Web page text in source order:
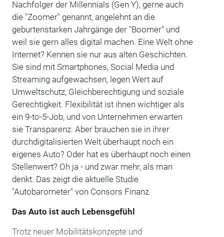
Nachfolger der Millennials (Gen Y), gerne auch
die "Zoomer" genannt, angelehnt an die
geburtenstarken Jahrgänge der "Boomer" und
weil sie gern alles digital machen. Eine Welt ohne
Internet? Kennen sie nur aus alten Geschichten.
Sie sind mit Smartphones, Social Media und
Streaming aufgewachsen, legen Wert auf
Umweltschutz, Gleichberechtigung und soziale
Gerechtigkeit. Flexibilität ist ihnen wichtiger als
ein 9-to-5-Job, und von Unternehmen erwarten
sie Transparenz. Aber brauchen sie in ihrer
durchdigitalisierten Welt überhaupt noch ein
eigenes Auto? Oder hat es überhaupt noch einen
Stellenwert? Oh ja - und zwar mehr, als man
denkt. Das zeigt die aktuelle Studie
"Autobarometer" von Consors Finanz.
Das Auto ist auch Lebensgefühl
Trotz neuer Mobilitätskonzepte und